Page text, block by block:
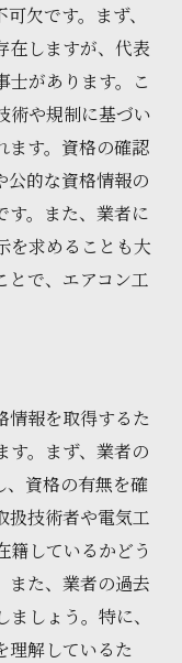
欠です。まず、
在しますが、代表
士があります。こ
術や規制に基づい
ます。資格の確認
公的な資格情報の
す。また、業者に
を求めることも大
とで、エアコン工
情報を取得するた
す。まず、業者の
、資格の有無を確
扱技術者や電気工
籍しているかどう
また、業者の過去
しょう。特に、
理解しているた